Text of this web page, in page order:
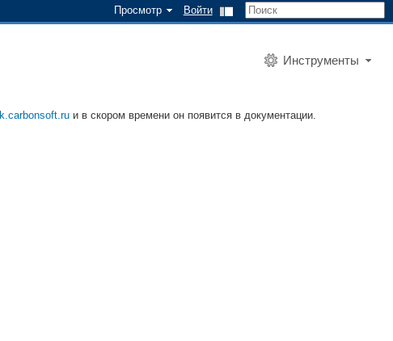
Просмотр Войти
Инструменты
и в скором времени он появится в документации.